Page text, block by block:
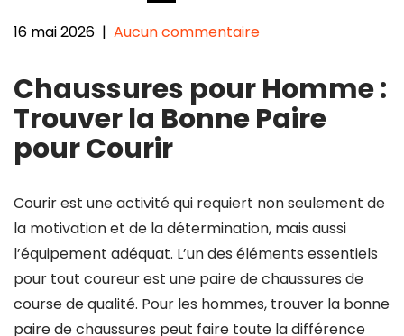
pour Homme pour Courir
16 mai 2026 | Aucun commentaire
Chaussures pour Homme :
Trouver la Bonne Paire
pour Courir
Courir est une activité qui requiert non seulement de
la motivation et de la détermination, mais aussi
l’équipement adéquat. L’un des éléments essentiels
pour tout coureur est une paire de chaussures de
course de qualité. Pour les hommes, trouver la bonne
paire de chaussures peut faire toute la différence